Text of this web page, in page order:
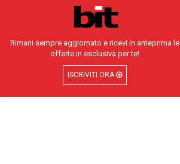
Rimani sempre aggiornato e ricevi in anteprima le
offerte in esclusiva per te!
ISCRIVITI ORA